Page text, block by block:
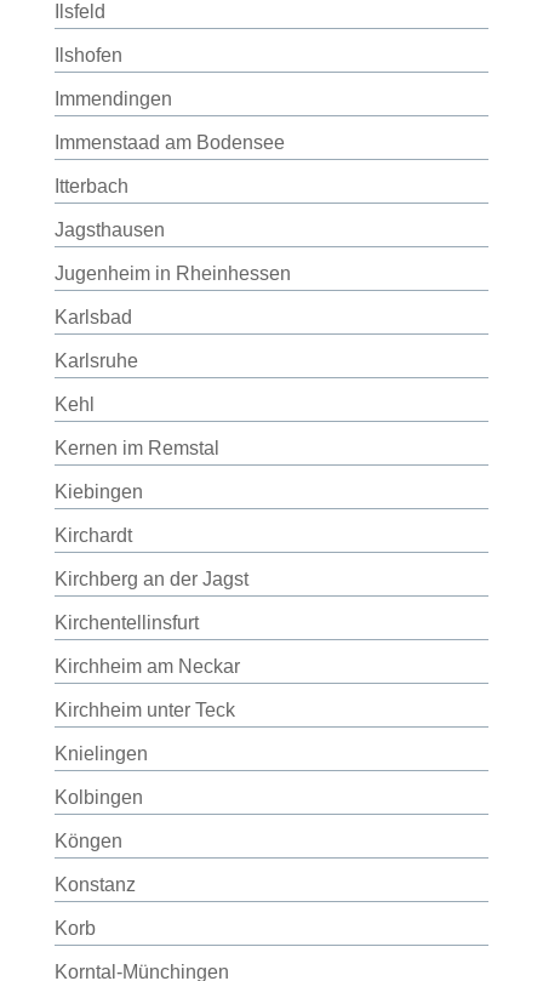
Ilsfeld
Ilshofen
Immendingen
Immenstaad am Bodensee
Itterbach
Jagsthausen
Jugenheim in Rheinhessen
Karlsbad
Karlsruhe
Kehl
Kernen im Remstal
Kiebingen
Kirchardt
Kirchberg an der Jagst
Kirchentellinsfurt
Kirchheim am Neckar
Kirchheim unter Teck
Knielingen
Kolbingen
Köngen
Konstanz
Korb
Korntal-Münchingen